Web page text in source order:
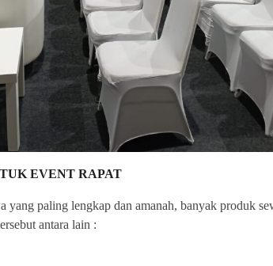
EVENT RAPAT
yang paling lengkap dan amanah, banyak produk
antara lain :